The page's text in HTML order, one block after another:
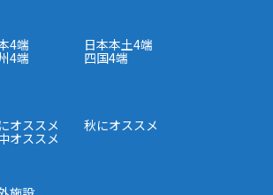
4端 日本本土4端
4端 四国4端
オススメ 秋にオススメ
オススメ